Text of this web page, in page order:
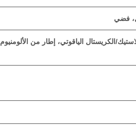
فضي
الكريستال الياقوتي، إطار من الألومنيوم